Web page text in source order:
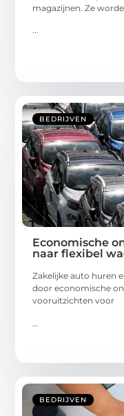
magazijnen. Ze
...
BEDRIJVEN
Economische
naar flexibel
Zakelijke auto huren
door economische
vooruitzichten voor
BEDRIJVEN